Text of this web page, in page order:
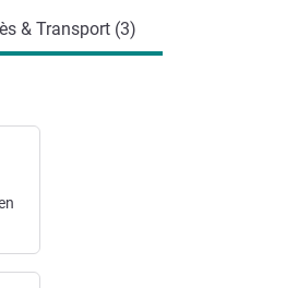
& Transport (3)